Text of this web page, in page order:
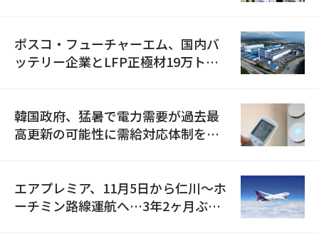
ポスコ・フューチャーエム、国内バ
ッテリー企業とLFP正極材19万トン
韓国政府、猛暑で電力需要が過去最
高更新の可能性に需給対応体制を点
エアプレミア、11月5日から仁川〜ホ
ーチミン路線運航へ…3年2ヶ月ぶり